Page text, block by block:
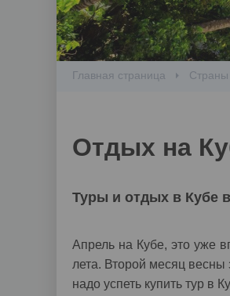
Главная страница Cтраны
Отдых на
Туры и отдых в Кубе
Апрель на Кубе, это уже
лета. Второй месяц
надо успеть купить тур в